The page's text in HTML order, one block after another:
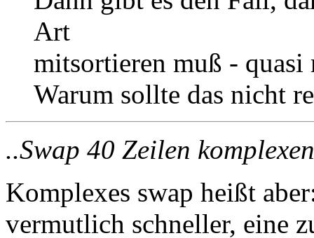
Art
mitsortieren muß - quasi
Warum sollte das nicht
..Swap 40 Zeilen
Komplexes swap heißt
vermutlich schneller, eine